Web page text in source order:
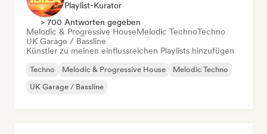
Playlist-Kurator
> 700 Antworten gegeben
Melodic & Progressive HouseMelodic TechnoTechno
UK Garage / Bassline
Künstler zu meinen einflussreichen Playlists hinzufügen
Techno Melodic & Progressive House
Melodic Techno
UK Garage / Bassline